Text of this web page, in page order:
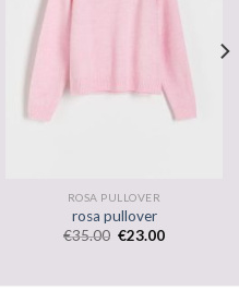
ROSA PULLOVER
rosa pullover
€35.00 €23.00